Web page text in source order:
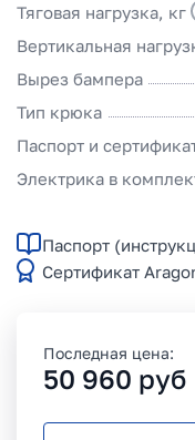
Тяговая нагрузка, кг
Вертикальная
Вырез бампера
Тип крюка
Паспорт и
Электрика в
Паспорт
Сертификат
Последная цена:
50 960 руб